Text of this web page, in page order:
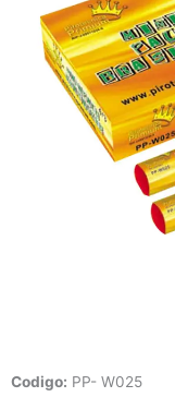
Codigo: PP- W025